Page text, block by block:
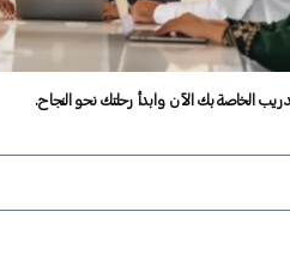
الخاصة بك الآن وابدأ رحلتك نحو النجاح.